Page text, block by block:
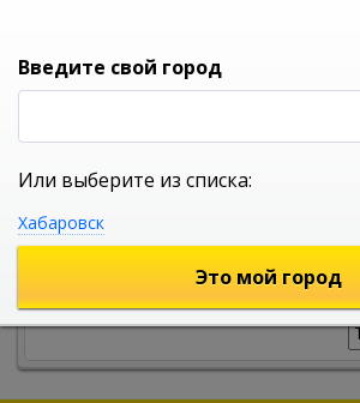
УНИВЕРСАЛЬНЫЙ ИНТЕРНЕТ МАГАЗИН
Введите свой город
Или выберите из списка:
Хабаровск
Это мой город